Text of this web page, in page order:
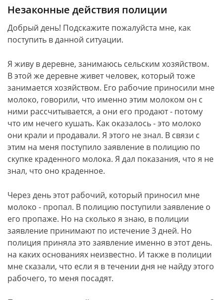
Незаконные действия полиции
Добрый день! Подскажите пожалуйста мне, как
поступить в данной ситуации.
Я живу в деревне, занимаюсь сельским хозяйством.
В этой же деревне живет человек, который тоже
занимается хозяйством. Его рабочие приносили мне
молоко, говорили, что именно этим молоком он с
ними рассчитывается, а они его продают - потому
что им нечего кушать. Как оказалось - это молоко
они крали и продавали. Я этого не знал. В связи с
этим на меня поступило заявление в полицию по
скупке краденного молока. Я дал показания, что я не
знал, что оно краденное.
Через день этот рабочий, который приносил мне
молоко - пропал. В полицию поступили заявление о
его пропаже. Но на сколько я знаю, в полиции
заявление принимают по истечение 3 дней. Но
полиция приняла это заявление именно в этот день.
на каких основаниях неизвестно. И также в полиции
мне сказали, что если я в течении дня не найду этого
рабочего, то меня посадят.